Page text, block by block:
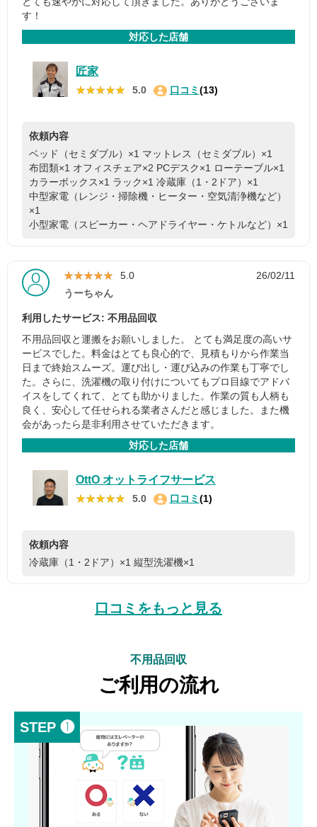
す！
対応した店舗
匠家
★★★★★
★★★★★ 5.0 口コミ (13)
依頼内容
ベッド（セミダブル）×1 マットレス（セミダブル）×1
布団類×1 オフィスチェア×2 PCデスク×1 ローテーブル×1
カラーボックス×1 ラック×1 冷蔵庫（1・2ドア）×1
中型家電（レンジ・掃除機・ヒーター・空気清浄機など）
×1
小型家電（スピーカー・ヘアドライヤー・ケトルなど）×1
★★★★★
★★★★★ 5.0
26/02/11
うーちゃん
利用したサービス: 不用品回収
不用品回収と運搬をお願いしました。 とても満足度の高いサ
ービスでした。料金はとても良心的で、見積もりから作業当
日まで終始スムーズ。運び出し・運び込みの作業も丁寧でし
た。さらに、洗濯機の取り付けについてもプロ目線でアドバ
イスをしてくれて、とても助かりました。作業の質も人柄も
良く、安心して任せられる業者さんだと感じました。また機
会があったら是非利用させていただきます。
対応した店舗
OttO オットライフサービス
★★★★★
★★★★★ 5.0 口コミ (1)
依頼内容
冷蔵庫（1・2ドア）×1 縦型洗濯機×1
口コミをもっと見る
不用品回収
ご利用の流れ
STEP ❶